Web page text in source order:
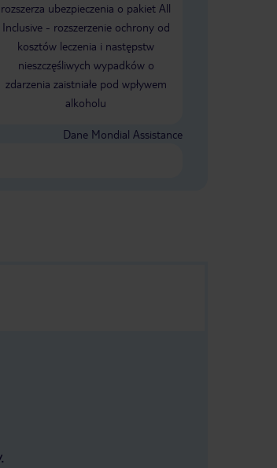
rozszerza ubezpieczenia o pakiet All
Inclusive - rozszerzenie ochrony od
kosztów leczenia i następstw
nieszczęśliwych wypadków o
zdarzenia zaistniałe pod wpływem
alkoholu
Dane Mondial Assistance